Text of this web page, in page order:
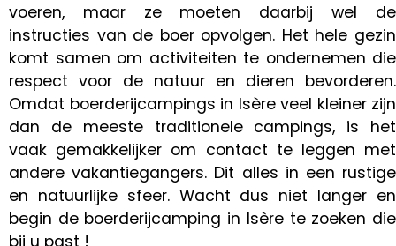
voeren, maar ze moeten daarbij wel de
instructies van de boer opvolgen. Het hele gezin
komt samen om activiteiten te ondernemen die
respect voor de natuur en dieren bevorderen.
Omdat boerderijcampings in Isère veel kleiner zijn
dan de meeste traditionele campings, is het
vaak gemakkelijker om contact te leggen met
andere vakantiegangers. Dit alles in een rustige
en natuurlijke sfeer. Wacht dus niet langer en
begin de boerderijcamping in Isère te zoeken die